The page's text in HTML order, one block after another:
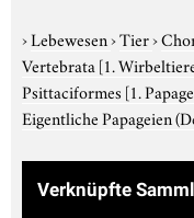
›Lebewesen›Tier›
Vertebrata [1.
Psittaciformes [1.
Eigentliche Papageien
Verknüpfte